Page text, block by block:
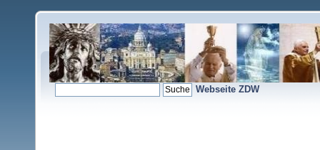
Webseite ZDW